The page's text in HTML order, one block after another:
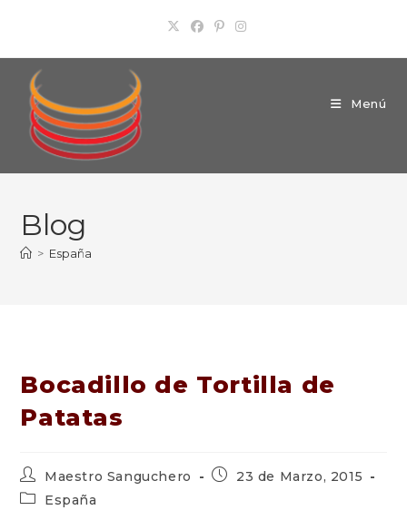
contenido
Menú
Blog
> España
Bocadillo de Tortilla de
Patatas
Autor
de
la
Maestro Sanguchero
Publicación
23 de Marzo, 2015
Categoría
España